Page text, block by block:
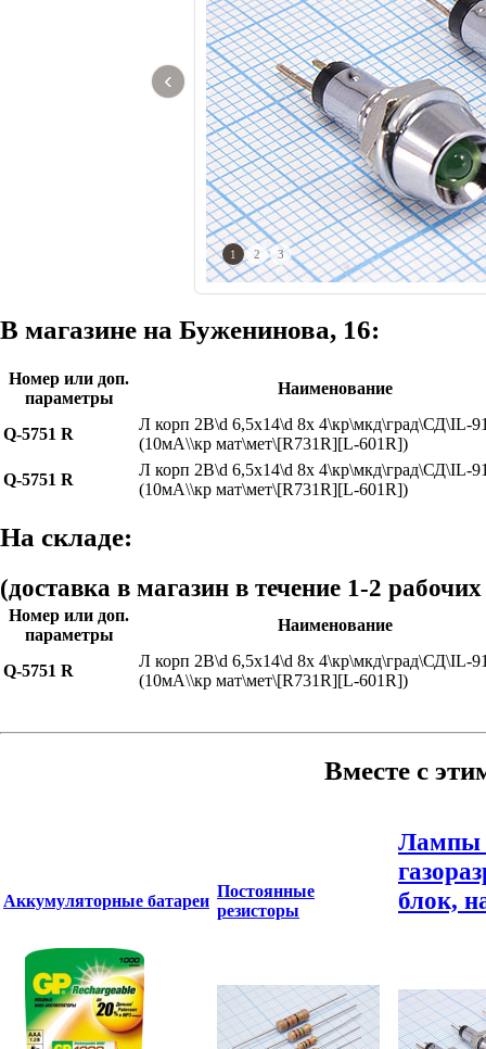
‹
1 2 3
В магазине на Буженинова, 16:
Номер или доп.
параметры
Наименование
Q-5751 R
Л корп 2В\d 6,5x14\d 8x 4\кр\мкд\град\СД\IL-
(10мА\\кр мат\мет\[R731R][L-601R])
Q-5751 R
Л корп 2В\d 6,5x14\d 8x 4\кр\мкд\град\СД\IL-
(10мА\\кр мат\мет\[R731R][L-601R])
На складе:
(доставка в магазин в течение 1-2
Номер или доп.
параметры
Наименование
Q-5751 R
Л корп 2В\d 6,5x14\d 8x 4\кр\мкд\град\СД\IL-
(10мА\\кр мат\мет\[R731R][L-601R])
Вместе с
Аккумуляторные батареи
Постоянные
резисторы
Лампы
блок,